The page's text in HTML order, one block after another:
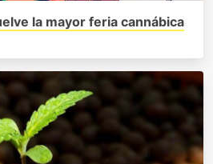
la mayor feria cannábica